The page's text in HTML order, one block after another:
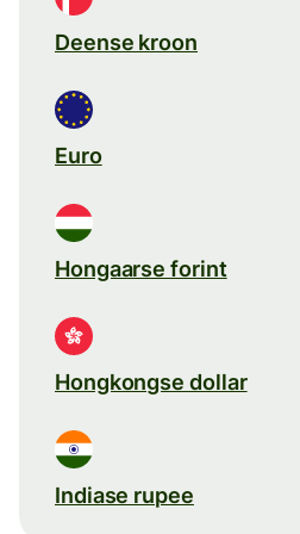
Deense kroon
Euro
Hongaarse forint
Hongkongse dollar
Indiase rupee